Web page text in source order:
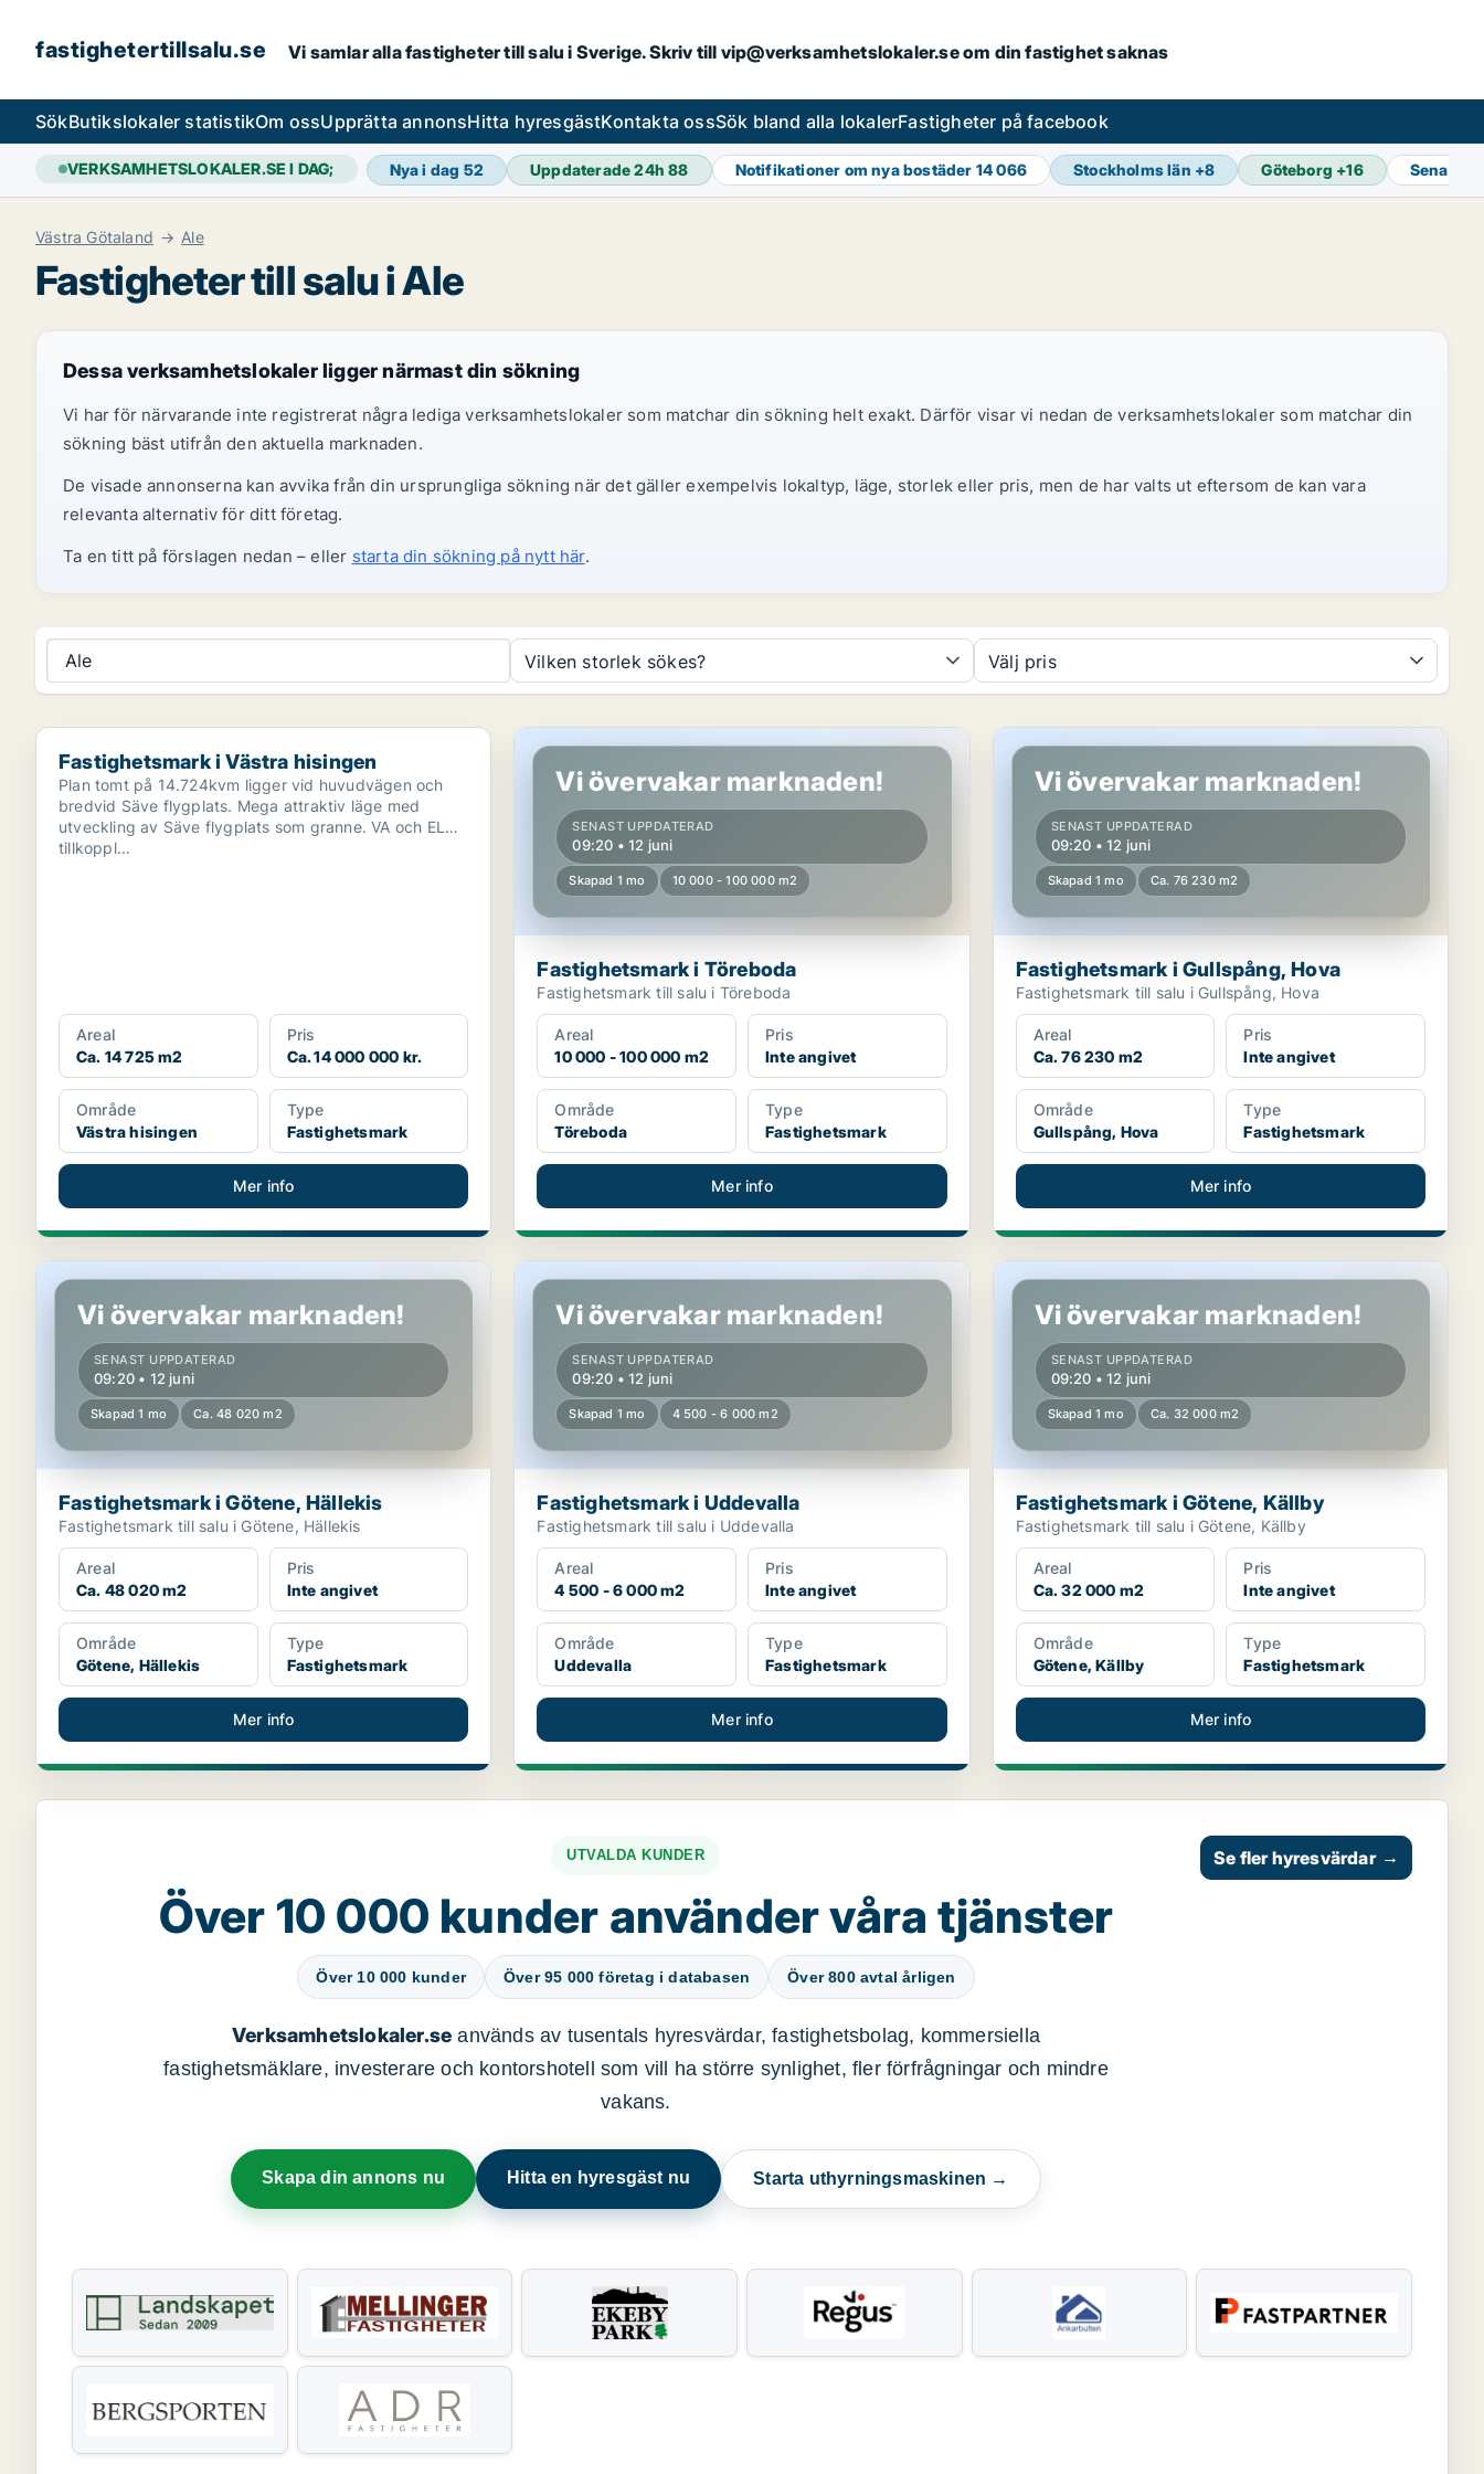
fastighetertillsalu.se Vi samlar alla fastigheter till salu i Sverige. Skriv till vip@verksamhetslokaler.se om din fastighet saknas
SökButikslokaler statistikOm ossUpprätta annonsHitta hyresgästKontakta ossSök bland alla lokalerFastigheter på facebook
VERKSAMHETSLOKALER.SE I DAG; Nya i dag 52 Uppdaterade 24h88 Notifikationer om nya bostäder 14 066 Stockholms län +8 Göteborg +16 Senaste
Västra Götaland Ale
Fastigheter till salu i Ale
Dessa verksamhetslokaler ligger närmast din sökning
Vi har för närvarande inte registrerat några lediga verksamhetslokaler som matchar din sökning helt exakt. Därför visar vi nedan de verksamhetslokaler som matchar din
sökning bäst utifrån den aktuella marknaden.
De visade annonserna kan avvika från din ursprungliga sökning när det gäller exempelvis lokaltyp, läge, storlek eller pris, men de har valts ut eftersom de kan vara
relevanta alternativ för ditt företag.
Ta en titt på förslagen nedan – eller starta din sökning på nytt här.
Ale Vilken storlek sökes? Välj pris
Fastighetsmark i Västra hisingen
Fastighetsmark i Västra hisingen
Plan tomt på 14.724kvm ligger vid huvudvägen och
bredvid Säve flygplats. Mega attraktiv läge med
utveckling av Säve flygplats som granne. VA och EL
tillkoppl...
Areal
Ca. 14 725 m2
Pris
Ca. 14 000 000 kr.
Område
Västra hisingen
Type
Fastighetsmark
Mer info
Fastighetsmark i Töreboda
Vi övervakar marknaden!
SENAST UPPDATERAD
09:20 • 12 juni
Skapad 1 mo 10 000 - 100 000 m2
Fastighetsmark i Töreboda
Fastighetsmark till salu i Töreboda
Areal
10 000 - 100 000 m2
Pris
Inte angivet
Område
Töreboda
Type
Fastighetsmark
Mer info
Fastighetsmark i Gullspång, Hova
Vi övervakar marknaden!
SENAST UPPDATERAD
09:20 • 12 juni
Skapad 1 mo Ca. 76 230 m2
Fastighetsmark i Gullspång, Hova
Fastighetsmark till salu i Gullspång, Hova
Areal
Ca. 76 230 m2
Pris
Inte angivet
Område
Gullspång, Hova
Type
Fastighetsmark
Mer info
Fastighetsmark i Götene, Hällekis
Vi övervakar marknaden!
SENAST UPPDATERAD
09:20 • 12 juni
Skapad 1 mo Ca. 48 020 m2
Fastighetsmark i Götene, Hällekis
Fastighetsmark till salu i Götene, Hällekis
Areal
Ca. 48 020 m2
Pris
Inte angivet
Område
Götene, Hällekis
Type
Fastighetsmark
Mer info
Fastighetsmark i Uddevalla
Vi övervakar marknaden!
SENAST UPPDATERAD
09:20 • 12 juni
Skapad 1 mo 4 500 - 6 000 m2
Fastighetsmark i Uddevalla
Fastighetsmark till salu i Uddevalla
Areal
4 500 - 6 000 m2
Pris
Inte angivet
Område
Uddevalla
Type
Fastighetsmark
Mer info
Fastighetsmark i Götene, Källby
Vi övervakar marknaden!
SENAST UPPDATERAD
09:20 • 12 juni
Skapad 1 mo Ca. 32 000 m2
Fastighetsmark i Götene, Källby
Fastighetsmark till salu i Götene, Källby
Areal
Ca. 32 000 m2
Pris
Inte angivet
Område
Götene, Källby
Type
Fastighetsmark
Mer info
UTVALDA KUNDER
Över 10 000 kunder använder våra tjänster
Över 10 000 kunder Över 95 000 företag i databasen Över 800 avtal årligen
Verksamhetslokaler.se används av tusentals hyresvärdar, fastighetsbolag, kommersiella
fastighetsmäklare, investerare och kontorshotell som vill ha större synlighet, fler förfrågningar och mindre
vakans.
Skapa din annons nu Hitta en hyresgäst nu Starta uthyrningsmaskinen →
Se fler hyresvärdar →